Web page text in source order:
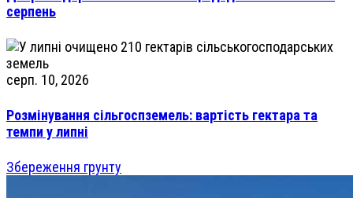
серпень
серп. 10, 2026
Розмінування сільгоспземель: вартість гектара та
темпи у липні
Збереження грунту